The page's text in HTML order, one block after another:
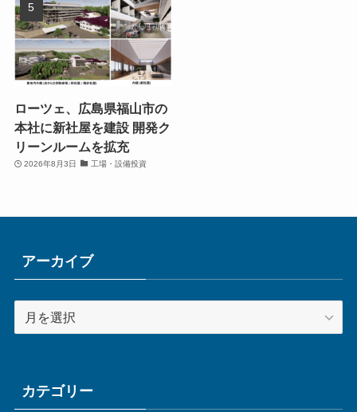
ローツェ、広島県福山市の
本社に新社屋を建設 開発ク
リーンルームを拡充
2026年8月3日 工場・設備投資
アーカイブ
ー
ブカテゴリー